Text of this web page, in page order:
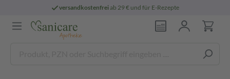
versandkostenfreiab 29 € und für E-Rezepte